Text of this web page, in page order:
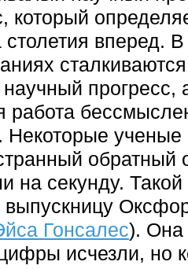
который
столетия вперед.
научный
работа
Некоторые ученые
обратный
секунду. Такой
Гонсалес). Она
исчезли, но